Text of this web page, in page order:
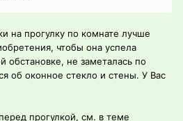
на прогулку по комнате лучше
чтобы она успела
обстановке, не заметалась по
об оконное стекло и стены. У Вас
прогулкой, см. в теме